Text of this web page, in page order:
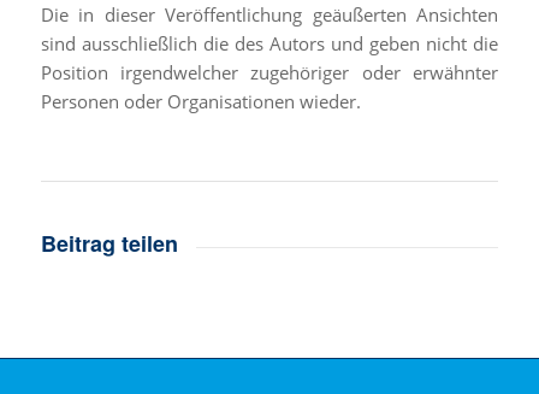
Die in dieser Veröffentlichung geäußerten Ansichten
sind ausschließlich die des Autors und geben nicht die
Position irgendwelcher zugehöriger oder erwähnter
Personen oder Organisationen wieder.
Beitrag teilen